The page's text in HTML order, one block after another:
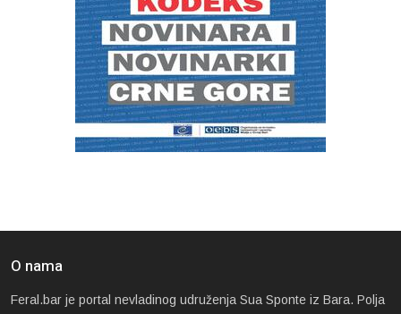
O nama
Feral.bar je portal nevladinog udruženja Sua Sponte iz Bara. Polja